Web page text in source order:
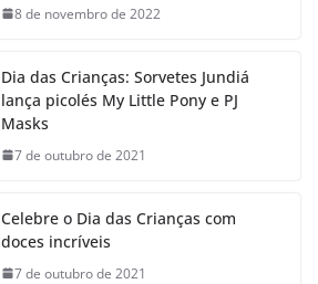
8 de novembro de 2022
Dia das Crianças: Sorvetes Jundiá
lança picolés My Little Pony e PJ
Masks
7 de outubro de 2021
Celebre o Dia das Crianças com
doces incríveis
7 de outubro de 2021